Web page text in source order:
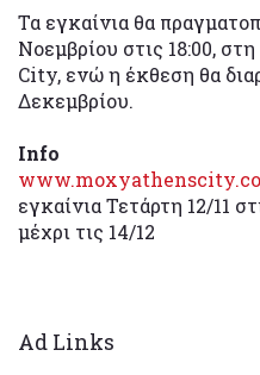
Τα εγκαίνια θα
Νοεμβρίου στις 18:00,
City, ενώ η έκθεση θα
Δεκεμβρίου.
Info
εγκαίνια Τετάρτη 12/11
μέχρι τις 14/12
Ad Links